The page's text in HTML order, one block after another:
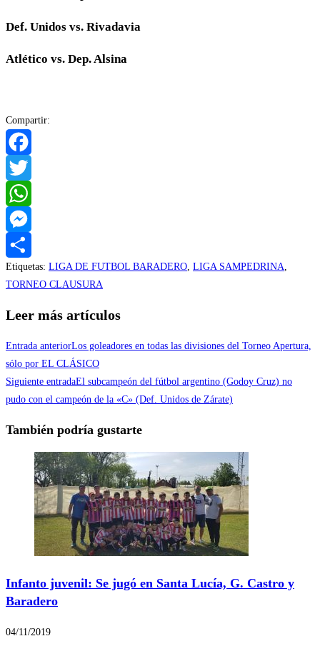
Def. Unidos vs. Rivadavia
Atlético vs. Dep. Alsina
Compartir:
Facebook
Twitter
WhatsApp
Messenger
Compartir
Etiquetas: LIGA DE FUTBOL BARADERO LIGA SAMPEDRINA
TORNEO CLAUSURA
Leer más artículos
Entrada anteriorLos goleadores en todas las divisiones del Torneo Apertura,
sólo por EL CLÁSICO
Siguiente entradaEl subcampeón del fútbol argentino (Godoy Cruz) no
pudo con el campeón de la «C» (Def. Unidos de Zárate)
También podría gustarte
Infanto juvenil: Se jugó en Santa Lucía, G. Castro y
Baradero
04/11/2019